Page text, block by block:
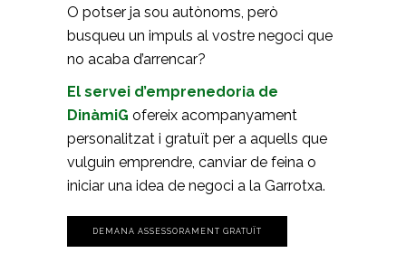
O potser ja sou autònoms, però
busqueu un impuls al vostre negoci que
no acaba d’arrencar?
El servei d’emprenedoria de
DinàmiG ofereix acompanyament
personalitzat i gratuït per a aquells que
vulguin emprendre, canviar de feina o
iniciar una idea de negoci a la Garrotxa.
DEMANA ASSESSORAMENT GRATUÏT